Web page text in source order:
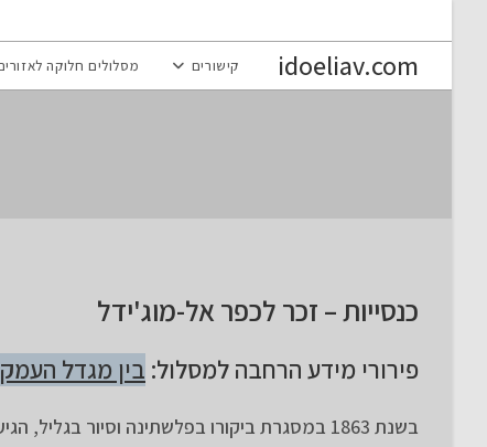
idoeliav.com קישורים מסלולים חלוקה
כנסייות – זכר לכפר אל-מוג'ידל
פירורי מידע הרחבה למסלול: בין מגדל
בשנת 1863 במסגרת ביקורו בפלשתינה וסיור